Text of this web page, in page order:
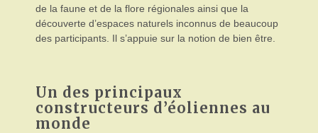
de la faune et de la flore régionales ainsi que la
découverte d’espaces naturels inconnus de beaucoup
des participants. Il s’appuie sur la notion de bien être.
Un des principaux
constructeurs d’éoliennes au
monde